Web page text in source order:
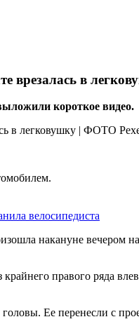
врезалась в
короткое видео.
велосипедиста
накануне вечером
правого ряда
Ее перенесли с